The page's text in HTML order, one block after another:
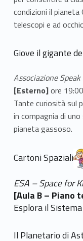
condizioni il pianeta
telescopi e ad
Giove il gigante
Associazione Speak
[Esterno]ore
Tante curiosità sul
in compagnia di
pianeta gassoso.
Cartoni Spaziali
ESA – Space for
[Aula B – Piano
Esplora il
Il Planetario di